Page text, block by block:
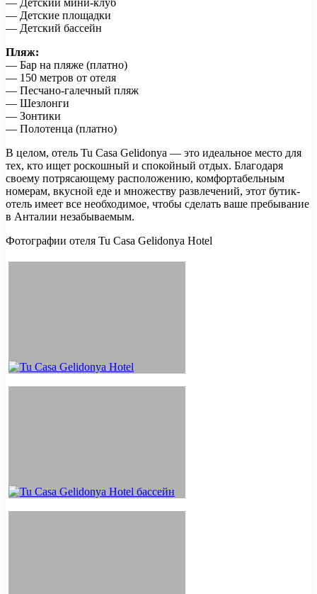
— Детский мини-клуб
— Детские площадки
— Детский бассейн
Пляж:
— Бар на пляже (платно)
— 150 метров от отеля
— Песчано-галечный пляж
— Шезлонги
— Зонтики
— Полотенца (платно)
В целом, отель Tu Casa Gelidonya — это идеальное место для
тех, кто ищет роскошный и спокойный отдых. Благодаря
своему потрясающему расположению, комфортабельным
номерам, вкусной еде и множеству развлечений, этот бутик-
отель имеет все необходимое, чтобы сделать ваше пребывание
в Анталии незабываемым.
Фотографии отеля Tu Casa Gelidonya Hotel